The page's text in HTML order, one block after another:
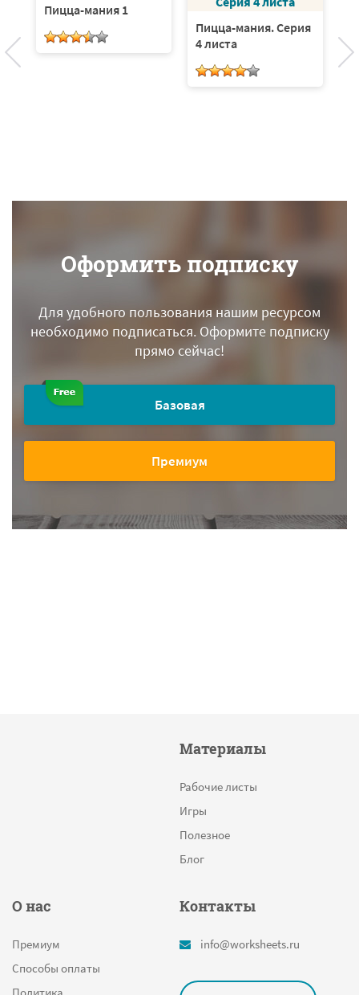
Пицца-мания 1
Пицца-мания. Серия
4 листа
Оформить подписку
Для удобного пользования нашим ресурсом
необходимо подписаться.Оформите подписку
прямо сейчас!
Базовая
Премиум
Материалы
Рабочие листы
Игры
Полезное
Блог
О нас
Премиум
Способы оплаты
Контакты
info@worksheets.ru